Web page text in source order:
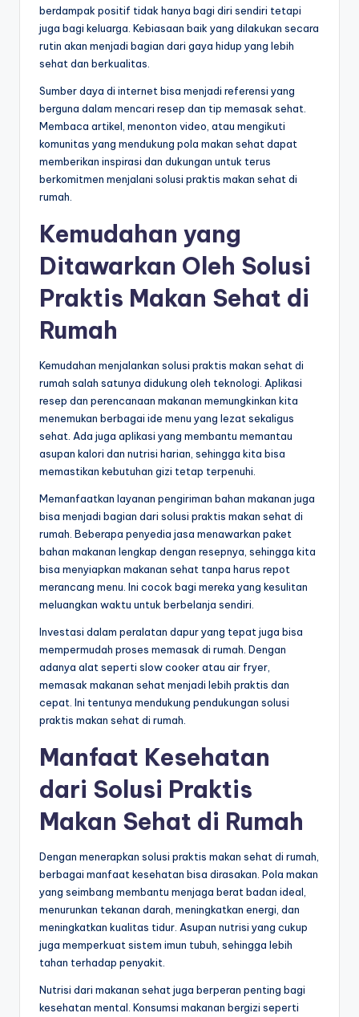
berdampak positif tidak hanya bagi diri sendiri tetapi
juga bagi keluarga. Kebiasaan baik yang dilakukan secara
rutin akan menjadi bagian dari gaya hidup yang lebih
sehat dan berkualitas.
Sumber daya di internet bisa menjadi referensi yang
berguna dalam mencari resep dan tip memasak sehat.
Membaca artikel, menonton video, atau mengikuti
komunitas yang mendukung pola makan sehat dapat
memberikan inspirasi dan dukungan untuk terus
berkomitmen menjalani solusi praktis makan sehat di
rumah.
Kemudahan yang
Ditawarkan Oleh Solusi
Praktis Makan Sehat di
Rumah
Kemudahan menjalankan solusi praktis makan sehat di
rumah salah satunya didukung oleh teknologi. Aplikasi
resep dan perencanaan makanan memungkinkan kita
menemukan berbagai ide menu yang lezat sekaligus
sehat. Ada juga aplikasi yang membantu memantau
asupan kalori dan nutrisi harian, sehingga kita bisa
memastikan kebutuhan gizi tetap terpenuhi.
Memanfaatkan layanan pengiriman bahan makanan juga
bisa menjadi bagian dari solusi praktis makan sehat di
rumah. Beberapa penyedia jasa menawarkan paket
bahan makanan lengkap dengan resepnya, sehingga kita
bisa menyiapkan makanan sehat tanpa harus repot
merancang menu. Ini cocok bagi mereka yang kesulitan
meluangkan waktu untuk berbelanja sendiri.
Investasi dalam peralatan dapur yang tepat juga bisa
mempermudah proses memasak di rumah. Dengan
adanya alat seperti slow cooker atau air fryer,
memasak makanan sehat menjadi lebih praktis dan
cepat. Ini tentunya mendukung pendukungan solusi
praktis makan sehat di rumah.
Manfaat Kesehatan
dari Solusi Praktis
Makan Sehat di Rumah
Dengan menerapkan solusi praktis makan sehat di rumah,
berbagai manfaat kesehatan bisa dirasakan. Pola makan
yang seimbang membantu menjaga berat badan ideal,
menurunkan tekanan darah, meningkatkan energi, dan
meningkatkan kualitas tidur. Asupan nutrisi yang cukup
juga memperkuat sistem imun tubuh, sehingga lebih
tahan terhadap penyakit.
Nutrisi dari makanan sehat juga berperan penting bagi
kesehatan mental. Konsumsi makanan bergizi seperti